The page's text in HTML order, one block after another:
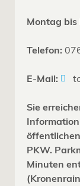
Montag bis
Telefon:
E-Mail:
Sie
PKW.
Minuten